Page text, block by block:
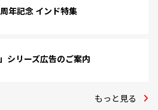
年記念 インド特集
シリーズ広告のご案内
もっと見る